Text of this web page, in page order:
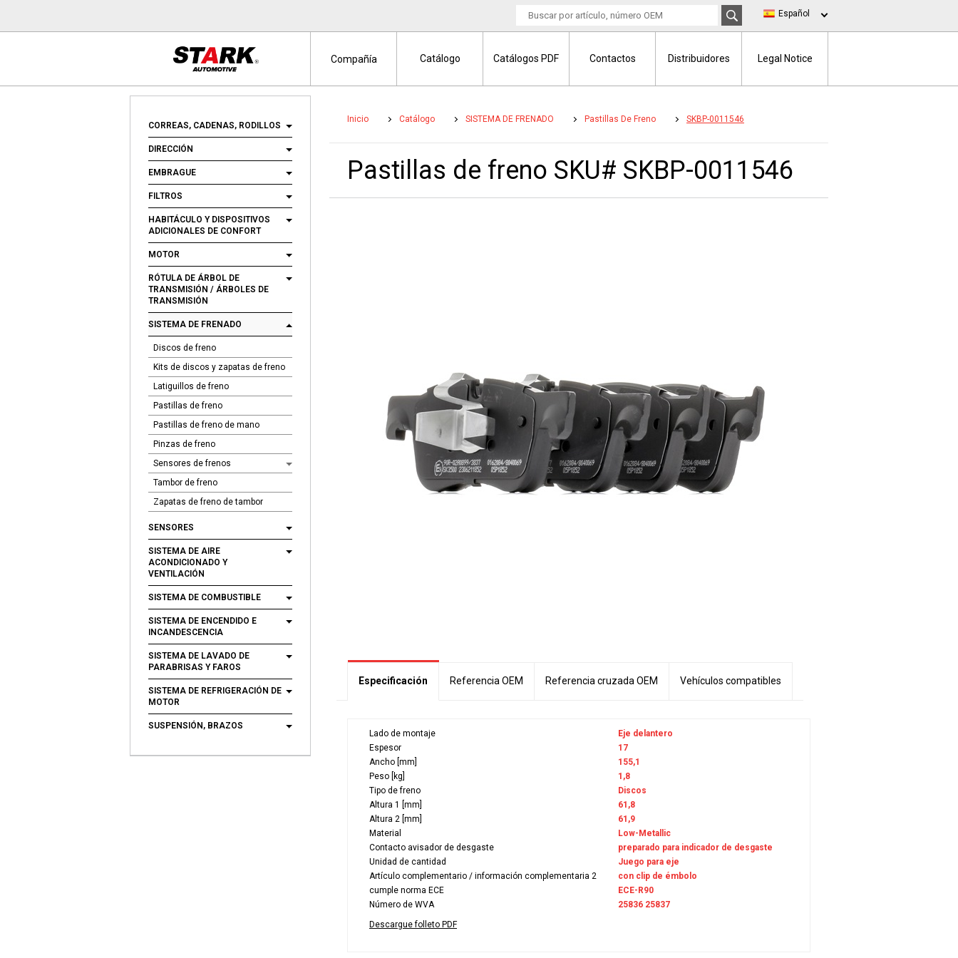
CORREAS, CADENAS, RODILLOS
DIRECCIÓN
EMBRAGUE
FILTROS
HABITÁCULO Y DISPOSITIVOS
ADICIONALES DE CONFORT
MOTOR
RÓTULA DE ÁRBOL DE
TRANSMISIÓN / ÁRBOLES DE
TRANSMISIÓN
SISTEMA DE FRENADO
Discos de freno
Kits de discos y zapatas de freno
Latiguillos de freno
Pastillas de freno
Pastillas de freno de mano
Pinzas de freno
Sensores de frenos
Tambor de freno
Zapatas de freno de tambor
SENSORES
SISTEMA DE AIRE
ACONDICIONADO Y
VENTILACIÓN
SISTEMA DE COMBUSTIBLE
SISTEMA DE ENCENDIDO E
INCANDESCENCIA
SISTEMA DE LAVADO DE
PARABRISAS Y FAROS
SISTEMA DE REFRIGERACIÓN DE
MOTOR
SUSPENSIÓN, BRAZOS
Inicio Catálogo SISTEMA DE FRENADO Pastillas De Freno SKBP-0011546
Pastillas de freno SKU# SKBP-0011546
Especificación Referencia OEM Referencia cruzada OEM Vehículos compatibles
Lado de montaje
Eje delantero
Espesor
17
Ancho [mm]
155,1
Peso [kg]
1,8
Tipo de freno
Discos
Altura 1 [mm]
61,8
Altura 2 [mm]
61,9
Material
Low-Metallic
Contacto avisador de desgaste
preparado para indicador de desgaste
Unidad de cantidad
Juego para eje
Artículo complementario / información complementaria 2
con clip de émbolo
cumple norma ECE
ECE-R90
Número de WVA
25836 25837
Descargue folleto PDF
Español
Compañía Catálogo Catálogos PDF Contactos Distribuidores Legal Notice